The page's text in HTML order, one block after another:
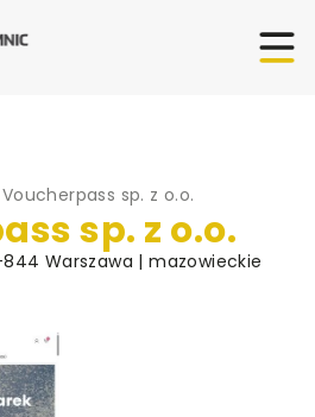
Voucherpass sp. z o.o.
sp. z o.o.
Warszawa | mazowieckie